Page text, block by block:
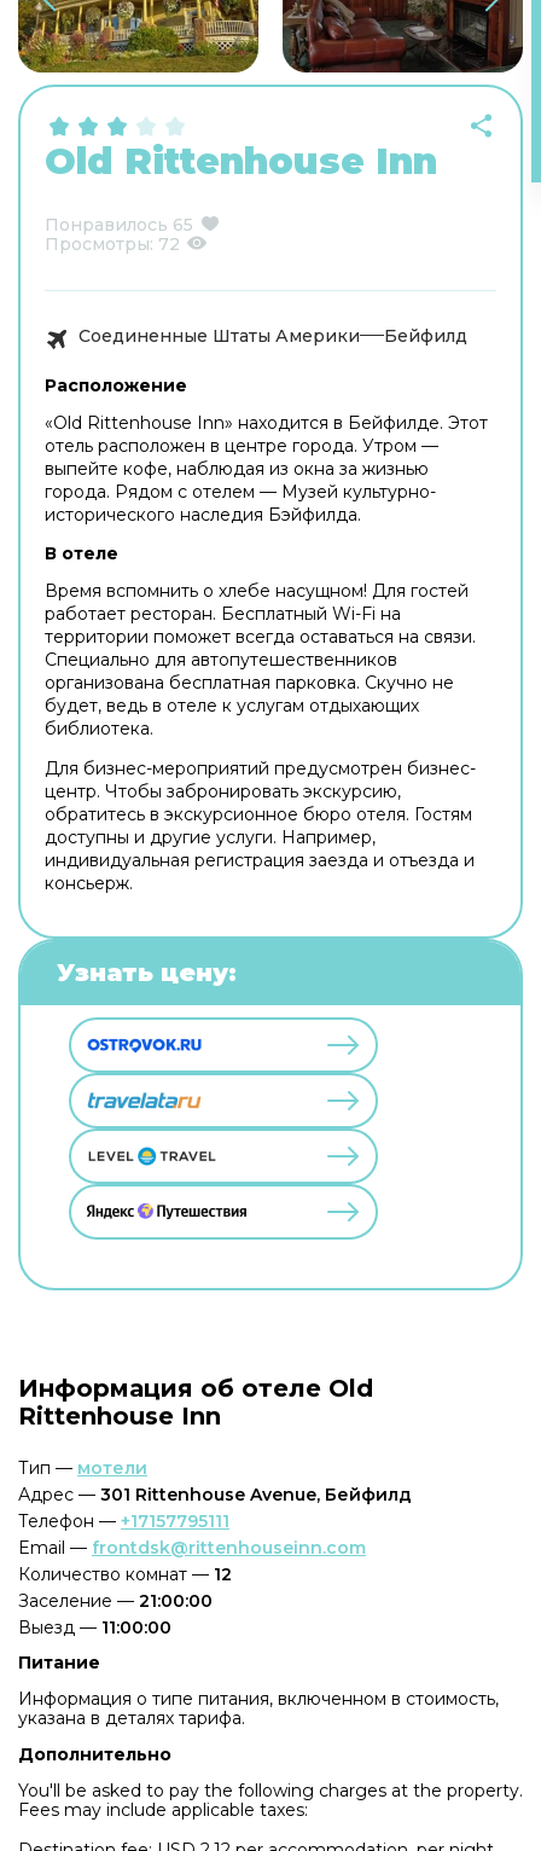
Old Rittenhouse Inn
Понравилось 65
Просмотры: 72
Соединенные Штаты Америки Бейфилд
Расположение
«Old Rittenhouse Inn» находится в Бейфилде. Этот
отель расположен в центре города. Утром —
выпейте кофе, наблюдая из окна за жизнью
города. Рядом с отелем — Музей культурно-
исторического наследия Бэйфилда.
В отеле
Время вспомнить о хлебе насущном! Для гостей
работает ресторан. Бесплатный Wi-Fi на
территории поможет всегда оставаться на связи.
Специально для автопутешественников
организована бесплатная парковка. Скучно не
будет, ведь в отеле к услугам отдыхающих
библиотека.
Для бизнес-мероприятий предусмотрен бизнес-
центр. Чтобы забронировать экскурсию,
обратитесь в экскурсионное бюро отеля. Гостям
доступны и другие услуги. Например,
индивидуальная регистрация заезда и отъезда и
консьерж.
Узнать цену:
Информация об отеле Old
Rittenhouse Inn
Тип — мотели
Адрес — 301 Rittenhouse Avenue, Бейфилд
Телефон — +17157795111
Email — frontdsk@rittenhouseinn.com
Количество комнат — 12
Заселение — 21:00:00
Выезд — 11:00:00
Питание
Информация о типе питания, включенном в стоимость,
указана в деталях тарифа.
Дополнительно
You'll be asked to pay the following charges at the property.
Fees may include applicable taxes: